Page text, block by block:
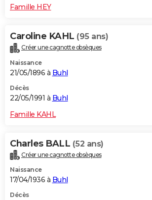
Famille HEY
Caroline KAHL (95 ans)
Créer une cagnotte obsèques
Naissance
21/05/1896 à Buhl
Décès
22/05/1991 à Buhl
Famille KAHL
Charles BALL (52 ans)
Créer une cagnotte obsèques
Naissance
17/04/1936 à Buhl
Décès